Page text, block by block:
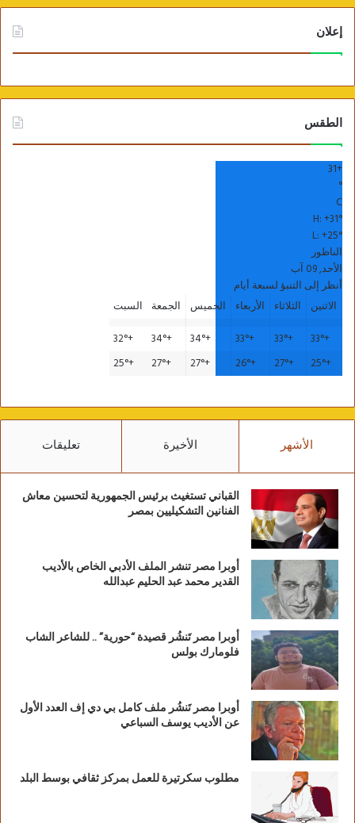
إعلان
الطقس
+
31
°
C
H:+31°
L:+25°
الناظور
الأحد, 09 آب
أنظر إلى التنبؤ لسبعة أيام
الاثنين
الثلاثاء الأربعاء الخميس الجمعة
السبت
+
33°
+
33°
+
33°
+
34°
+
34°
+
32°
+
25°
+
27°
+
26°
+
27°
+
27°
+
25°
الأشهر الأخيرة تعليقات
القباني تستغيث برئيس الجمهورية لتحسين معاش
الفنانين التشكيليين بمصر
أوبرا مصر تنشر الملف الأدبي الخاص بالأديب
القدير محمد عبد الحليم عبدالله
أوبرا مصر تَنشُر قصيدة “حورية” .. للشاعر الشاب
فلومارك بولس
أوبرا مصر تَنشُر ملف كامل بي دي إف العدد الأول
عن الأديب يوسف السباعي
مطلوب سكرتيرة للعمل بمركز ثقافي بوسط البلد